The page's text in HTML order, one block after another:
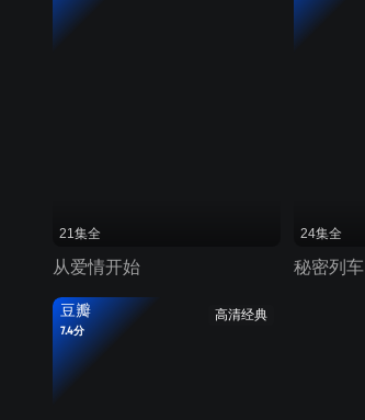
21集全
从爱情开始
24集全
秘密列车
高清经典
豆瓣
7.4分